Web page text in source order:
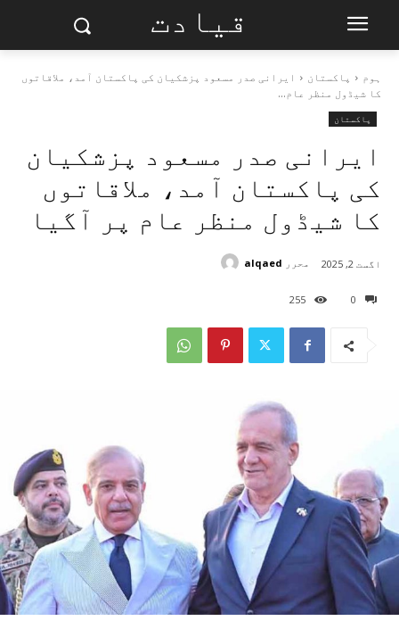
قیادت
ہوم پاکستان
ایرانی صدر مسعود پزشکیان کی پاکستان آمد، ملاقاتوں
کا شیڈول منظر عام...
پاکستان
ایرانی صدر مسعود پزشکیان
کی پاکستان آمد، ملاقاتوں
کا شیڈول منظر عام پر آگیا
0
255
اگست 2, 2025 محرر alqaed